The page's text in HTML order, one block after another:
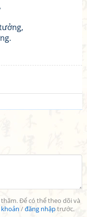
Để có thể theo dõi và
/đăng nhậptrước.